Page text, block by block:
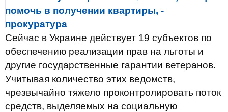
помочь в получении квартиры, -
прокуратура
Сейчас в Украине действует 19 субъектов по
обеспечению реализации прав на льготы и
другие государственные гарантии ветеранов.
Учитывая количество этих ведомств,
чрезвычайно тяжело проконтролировать поток
средств, выделяемых на социальную